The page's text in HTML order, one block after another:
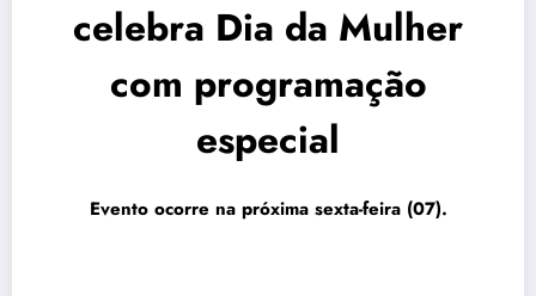
celebra Dia da Mulher
com programação
especial
Evento ocorre na próxima sexta-feira (07).